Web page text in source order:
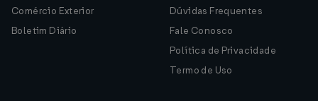
Comércio Exterior
Boletim Diário
Dúvidas Frequentes
Fale Conosco
Política de Privacidade
Termo de Uso